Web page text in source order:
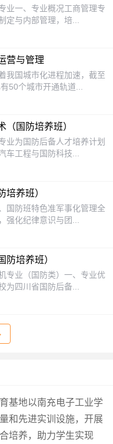
业一、专业概况工商管理专
定与内部管理，培...
营与管理
我国城市化进程加速，截至
50个城市开通轨道...
（国防培养班）
业为国防后备人才培养计划
车工程与国防科技...
培养班）
国防班特色准军事化管理全
强化纪律意识与团...
防培养班）
专业（国防类）一、专业优
为四川省国防后备...
基地以南充电子工业学
和先进实训设施，开展
培养，助力学生实现